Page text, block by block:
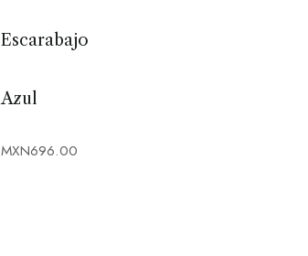
Escarabajo
Azul
MXN696.00